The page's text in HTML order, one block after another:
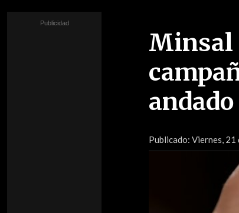
Minsal
Publicado: Viernes, 21